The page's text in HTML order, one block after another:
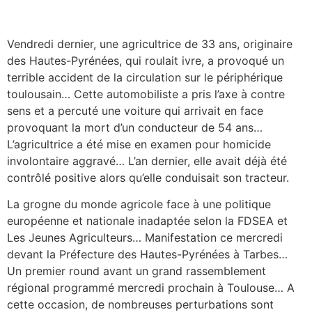
Vendredi dernier, une agricultrice de 33 ans, originaire
des Hautes-Pyrénées, qui roulait ivre, a provoqué un
terrible accident de la circulation sur le périphérique
toulousain… Cette automobiliste a pris l’axe à contre
sens et a percuté une voiture qui arrivait en face
provoquant la mort d’un conducteur de 54 ans…
L’agricultrice a été mise en examen pour homicide
involontaire aggravé… L’an dernier, elle avait déjà été
contrôlé positive alors qu’elle conduisait son tracteur.
La grogne du monde agricole face à une politique
européenne et nationale inadaptée selon la FDSEA et
Les Jeunes Agriculteurs… Manifestation ce mercredi
devant la Préfecture des Hautes-Pyrénées à Tarbes…
Un premier round avant un grand rassemblement
régional programmé mercredi prochain à Toulouse… A
cette occasion, de nombreuses perturbations sont